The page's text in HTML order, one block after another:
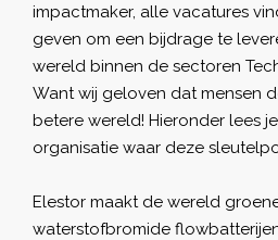
impactmaker, alle vacatures
geven om een bijdrage te
wereld binnen de sectoren
Want wij geloven dat mensen
betere wereld! Hieronder lees
organisatie waar deze
Elestor maakt de wereld
waterstofbromide